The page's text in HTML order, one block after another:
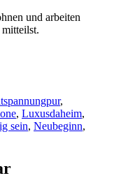
und arbeiten
,
, Luxusdaheim,
sein, Neubeginn,